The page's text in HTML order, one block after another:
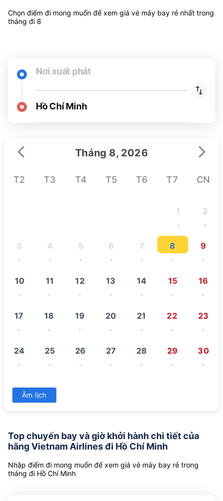
Chọn điểm đi mong muốn để xem giá vé máy bay rẻ nhất trong
tháng đi 8
Nơi xuất phát
Hồ Chí Minh
Tháng 8, 2026
T2 T3 T4 T5 T6 T7 CN
1
-
2
-
3
-
4
-
5
-
6
-
7
-
8
-
9
-
10
-
11
-
12
-
13
-
14
-
15
-
16
-
17
-
18
-
19
-
20
-
21
-
22
-
23
-
24
-
25
-
26
-
27
-
28
-
29
-
30
-
31
Âm lịch
Top chuyến bay và giờ khởi hành chi tiết của
hãng Vietnam Airlines đi Hồ Chí Minh
Nhập điểm đi mong muốn để xem giá vé máy bay rẻ trong
tháng đi Hồ Chí Minh